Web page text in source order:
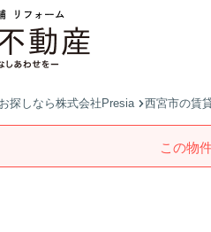
探しなら株式会社Presia 西宮市の賃
この物